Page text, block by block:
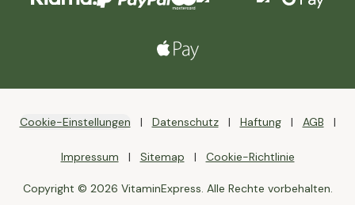
Cookie-Einstellungen Datenschutz Haftung AGB
Impressum Sitemap Cookie-Richtlinie
Copyright © 2026 VitaminExpress. Alle Rechte vorbehalten.